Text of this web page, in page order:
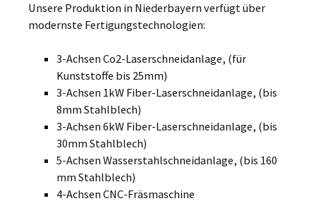
Unsere Produktion in Niederbayern verfügt über
modernste Fertigungstechnologien:
3-Achsen Co2-Laserschneidanlage, (für
Kunststoffe bis 25mm)
3-Achsen 1kW Fiber-Laserschneidanlage, (bis
8mm Stahlblech)
3-Achsen 6kW Fiber-Laserschneidanlage, (bis
30mm Stahlblech)
5-Achsen Wasserstahlschneidanlage, (bis 160
mm Stahlblech)
4-Achsen CNC-Fräsmaschine